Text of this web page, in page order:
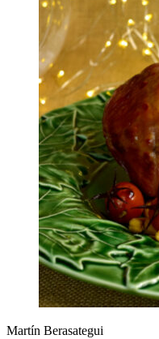
Martín Berasategui